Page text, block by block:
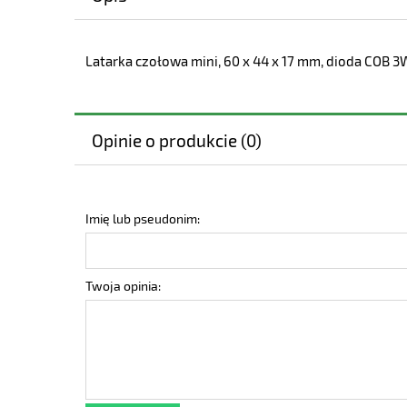
Latarka czołowa mini, 60 x 44 x 17 mm, dioda COB
Opinie o produkcie (0)
Imię lub pseudonim:
Twoja opinia: